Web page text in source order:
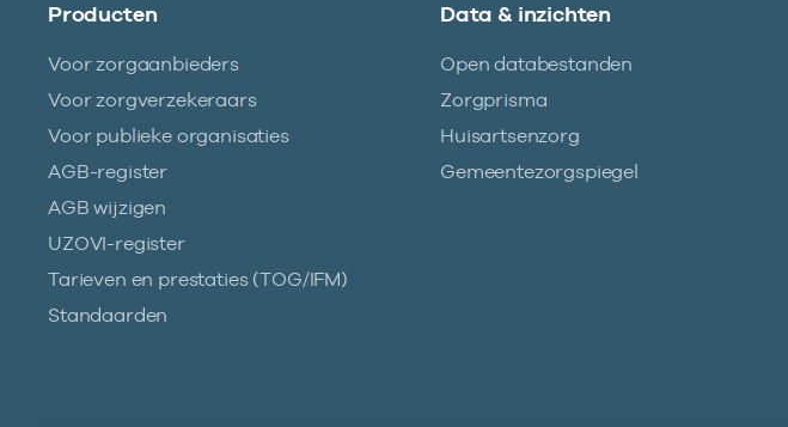
Producten
Voor zorgaanbieders
Voor zorgverzekeraars
Voor publieke organisaties
AGB-register
AGB wijzigen
UZOVI-register
Tarieven en prestaties (TOG/IFM)
Standaarden
Data & inzichten
Open databestanden
Zorgprisma
Huisartsenzorg
Gemeentezorgspiegel